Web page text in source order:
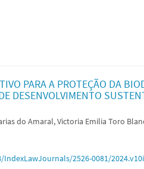
PARA A PROTEÇÃO DA
DESENVOLVIMENTO
do Amaral, Victoria Emilia Toro
2526-0081/